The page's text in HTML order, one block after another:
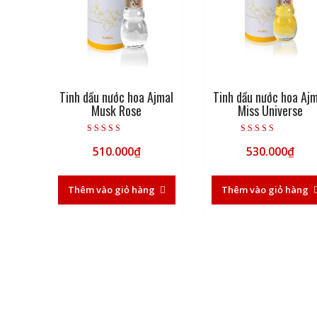
Tinh dầu nước hoa Ajmal
Musk Rose
5.00
5 sao
510.000₫
Thêm vào giỏ hàng
Tinh dầu nước hoa
Miss Universe
5.00
5 sao
530.000₫
Thêm vào giỏ hàng